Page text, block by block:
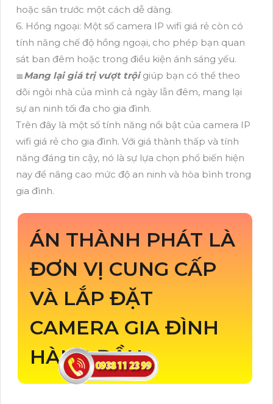
hoặc sân trước một cách dễ dàng.
6. Hồng ngoại: Một số camera IP wifi giá rẻ còn có
tính năng chế độ hồng ngoại, cho phép bạn quan
sát ban đêm hoặc trong điều kiện ánh sáng yếu.
≣Mang lại giá trị vượt trộigiúp bạn có thể theo
dõi ngôi nhà của mình cả ngày lẫn đêm, mang lại
sự an ninh tối đa cho gia đình.
Trên đây là một số tính năng nổi bật của camera IP
wifi giá rẻ cho gia đình. Với giá thành thấp và tính
năng đáng tin cậy, nó là sự lựa chọn phổ biến hiện
nay để nâng cao mức độ an ninh và hòa bình trong
gia đình.
ÁN THÀNH PHÁT LÀ
ĐƠN VỊ CUNG CẤP
VÀ LẮP ĐẶT
CAMERA GIA ĐÌNH
HÀNG ĐẦU